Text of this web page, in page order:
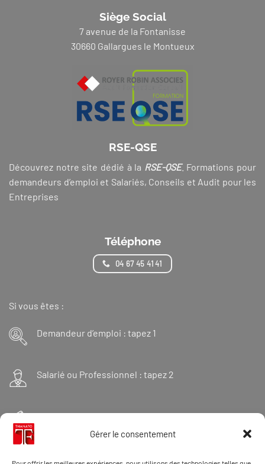
Gérer le consentement
Siège Social
7 avenue de la Fontanisse
30660 Gallargues le Montueux
RSE-QSE
Découvrez notre site dédié à la RSE-QSE. Formations pour
demandeurs d’emploi et Salariés, Conseils et Audit pour les
Entreprises
Téléphone
04 67 45 41 41
Si vous êtes :
Demandeur d’emploi : tapez 1
Salarié ou Professionnel : tapez 2
Financeur : tapez 3
Et « 98 » pour une formation Thanatopraxie